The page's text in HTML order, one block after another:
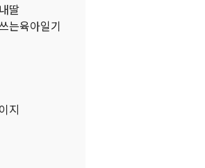
딸
는육아일기
지